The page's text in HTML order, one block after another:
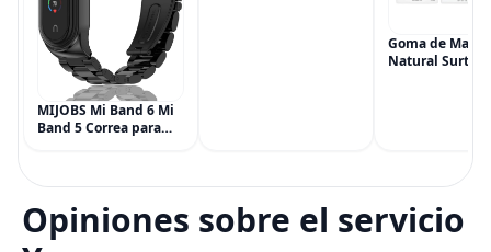
MIJOBS Mi Band 6 Mi
Band 5 Correa para
de metal para Mi
Smart Band 6
Goma de
Natural
Opiniones sobre el servicio